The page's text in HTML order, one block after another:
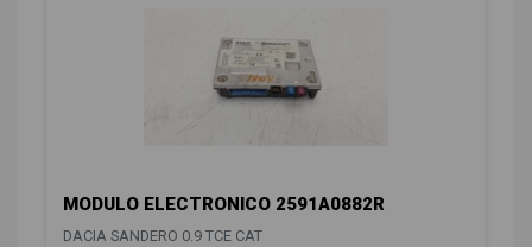
MODULO ELECTRONICO 2591A0882R
DACIA SANDERO 0.9 TCE CAT